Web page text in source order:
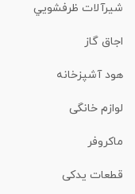
شیرآلات ظرفشويي
اجاق گاز
هود آشپزخانه
لوازم خانگی
ماكروفر
قطعات یدکی